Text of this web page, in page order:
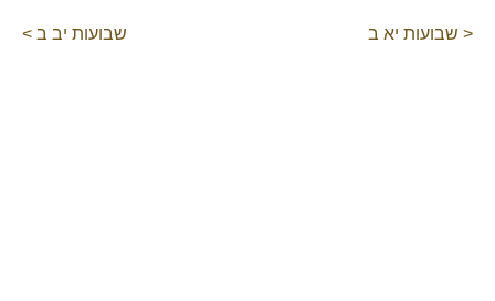
< שבועות יא ב שבועות יב ב >